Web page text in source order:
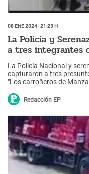
08 Ene 2024 | 21:23 h
La Policía y
a tres integrantes
La Policía Nacional y
capturaron a tres
"Los carroñeros de
Redacción EP